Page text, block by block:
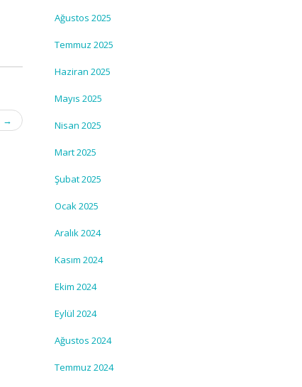
→
Ağustos 2025
Temmuz 2025
Haziran 2025
Mayıs 2025
Nisan 2025
Mart 2025
Şubat 2025
Ocak 2025
Aralık 2024
Kasım 2024
Ekim 2024
Eylül 2024
Ağustos 2024
Temmuz 2024